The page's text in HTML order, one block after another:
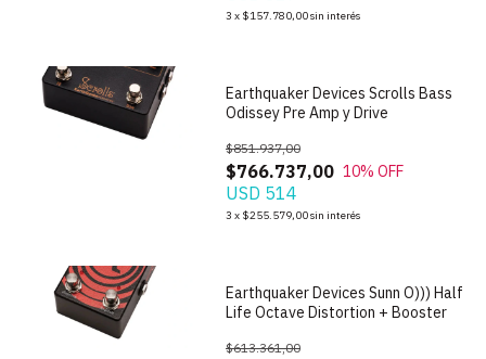
3 x $157.780,00sin interés
Earthquaker Devices Scrolls Bass
Odissey Pre Amp y Drive
$766.737,00
$851.937,00
10% OFF
USD 514
3 x $255.579,00sin interés
Earthquaker Devices Sunn O))) Half
Life Octave Distortion + Booster
$613.361,00